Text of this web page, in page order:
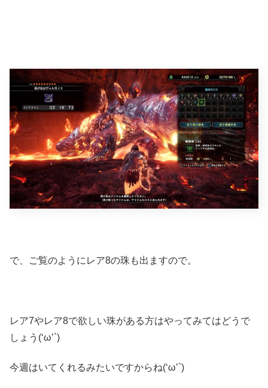
で、ご覧のようにレア8の珠も出ますので。
レア7やレア8で欲しい珠がある方はやってみてはどうで
しょう(‘ω’`)
今週はいてくれるみたいですからね(‘ω’`)